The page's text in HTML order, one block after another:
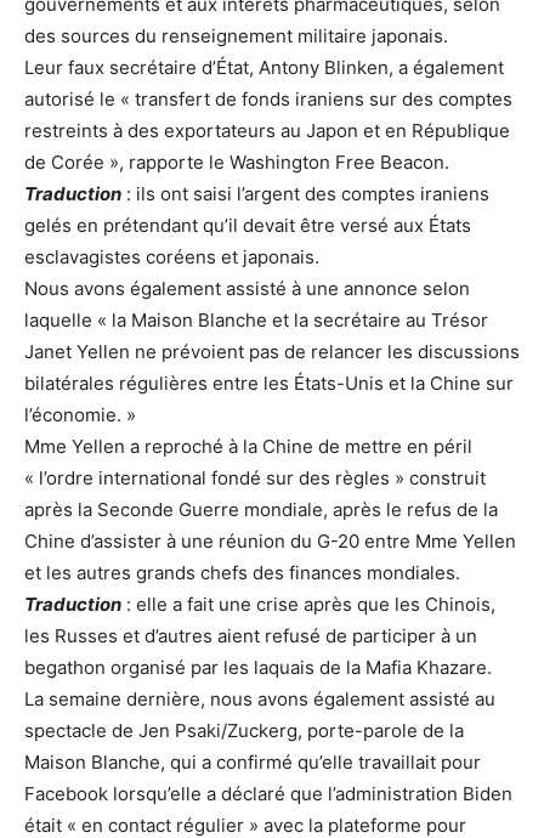
des sources du renseignement militaire japonais.
Leur faux secrétaire d’État, Antony Blinken, a également
autorisé le « transfert de fonds iraniens sur des comptes
restreints à des exportateurs au Japon et en République
de Corée », rapporte le Washington Free Beacon.
Traduction : ils ont saisi l’argent des comptes iraniens
gelés en prétendant qu’il devait être versé aux États
esclavagistes coréens et japonais.
Nous avons également assisté à une annonce selon
laquelle « la Maison Blanche et la secrétaire au Trésor
Janet Yellen ne prévoient pas de relancer les discussions
bilatérales régulières entre les États-Unis et la Chine sur
l’économie. »
Mme Yellen a reproché à la Chine de mettre en péril
« l’ordre international fondé sur des règles » construit
après la Seconde Guerre mondiale, après le refus de la
Chine d’assister à une réunion du G-20 entre Mme Yellen
et les autres grands chefs des finances mondiales.
Traduction : elle a fait une crise après que les Chinois,
les Russes et d’autres aient refusé de participer à un
begathon organisé par les laquais de la Mafia Khazare.
La semaine dernière, nous avons également assisté au
spectacle de Jen Psaki/Zuckerg, porte-parole de la
Maison Blanche, qui a confirmé qu’elle travaillait pour
Facebook lorsqu’elle a déclaré que l’administration Biden
était « en contact régulier » avec la plateforme pour